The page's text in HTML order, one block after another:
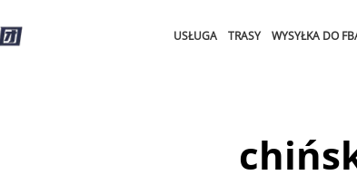
USŁUGA TRASY WYSYŁKA DO